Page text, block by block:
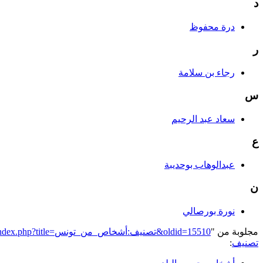
د
درة محفوظ
ر
رجاء بن سلامة
س
سعاد عبد الرحيم
ع
عبدالوهاب بوحديبة
ن
نورة بورصالي
مجلوبة من "https://genderiyya.xyz/mw/index.php?title=تصنيف:أشخاص_من_تونس&oldid=15510
تصنيف: